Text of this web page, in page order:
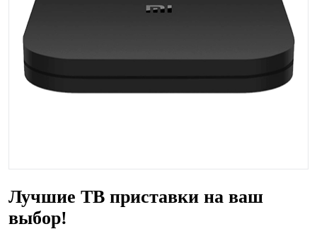
Лучшие ТВ приставки на ваш
выбор!